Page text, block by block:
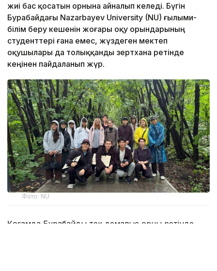
жиі бас қосатын орнына айналып келеді. Бүгін
Бурабайдағы Nazarbayev University (NU) ғылыми-
білім беру кешенін жоғары оқу орындарының
студенттері ғана емес, жүздеген мектеп
оқушылары да толыққанды зертхана ретінде
кеңінен пайдаланып жүр.
Фото: NU
Қоғамда Бурабайды тек демалыс орны ретінде